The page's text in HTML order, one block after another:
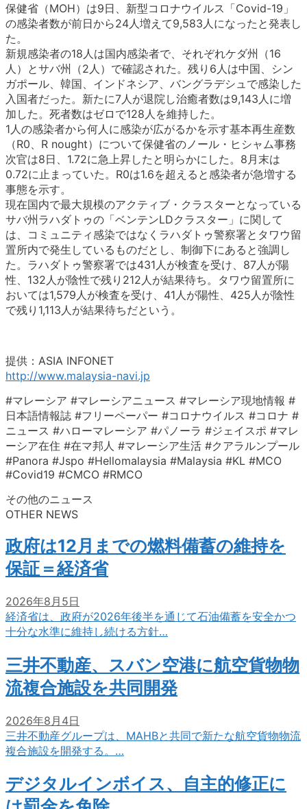
保健省（MOH）は9日、新型コロナウイルス「Covid-19」
の感染者数が前日から24人増えて9,583人になったと発表し
た。
新規感染者の18人は国内感染者で、それぞれケダ州（16
人）とサバ州（2人）で確認された。残り6人は中国、シン
ガポール、韓国、インドネシア、バングラデシュで感染した
入国者だった。新たに7人が退院し治癒者数は9,143人に増
加した。死者数はゼロで128人を維持した。
1人の感染者から何人に感染が広がるかを示す基本再生産数
（R0、R nought）について保健省のノール・ヒシャム事務
次官は8日、1.72に急上昇したと明らかにした。8月末は
0.72に止まっていた。R0は1.6を超えると感染者が急増する
事態を示す。
現在国内で最大規模のアクティブ・クラスターとなっている
サバ州ラハダトゥの「ベンテンLDクラスター」に関して
は、コミュニティ感染ではなくラハダトゥ警察署とタワウ留
置所内で発生しているものだとし、制御下にあると強調し
た。ラハダトゥ警察署では431人が検査を受け、87人が陽
性、132人が陰性で残り212人が結果待ち。タワウ留置所に
おいては1,579人が検査を受け、41人が陽性、425人が陰性
で残り1,113人が結果待ちだという。
提供：ASIA INFONET
http://www.malaysia-navi.jp
#マレーシア #マレーシアニュース #マレーシア現地情報 #
日本語情報誌 #フリーペーパー #コロナウイルス #コロナ #
ニュース #ハローマレーシア #パノーラ #ジェイスポ #マレ
ーシア在住 #在マ邦人 #マレーシア生活 #クアラルンプール
#Panora #Jspo #Hellomalaysia #Malaysia #KL #MCO
#Covid19 #CMCO #RMCO
その他のニュース
OTHER NEWS
政府は12月までの燃料備蓄の維持を
保証＝経済省
2026年8月5日
経済省は、政府が2026年後半を通じて石油備蓄を安全かつ
十分な水準に維持し続ける方針…
三井不動産、スバン空港に航空貨物物
流複合施設を共同開発
2026年8月4日
三井不動産グループは、MAHBと共同で新たな航空貨物物流
複合施設を開発する。…
デジタルインボイス、自主的修正に